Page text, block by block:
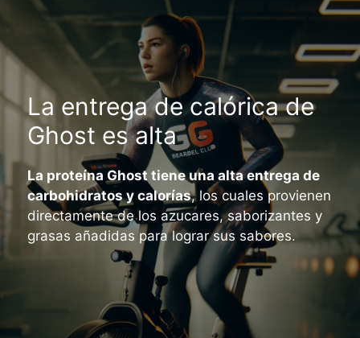
La entrega de calórica de
Ghost es alta
La proteína Ghost tiene una alta entrega de
carbohidratos y calorías, los cuales provienen
directamente de los azucares, saborizantes y
grasas añadidas para lograr sus sabores.